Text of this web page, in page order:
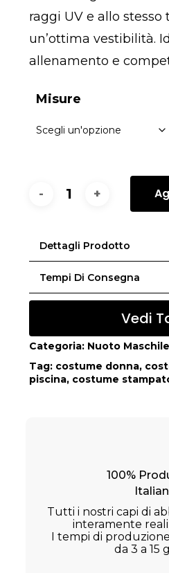
raggi UV e allo
un’ottima vestibilità.
allenamento e
Misure
Dettagli Prodotto
Tempi Di Consegna
Vedi
Categoria: Nuoto Maschile
Tag: costume donna,
piscina, costume
100%
Tutti i nostri capi di
interamente
I tempi di
da 3 a 15